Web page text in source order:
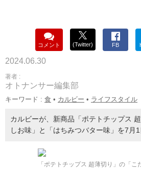
コメント (Twitter) FB
2024.06.30
著者 :
オトナンサー編集部
キーワード : 食 • カルビー • ライフスタイル
カルビーが、新商品「ポテトチップス
しお味」と「はちみつバター味」を7月1
「ポテトチップス 超薄切り」の「こ